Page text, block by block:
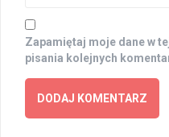
Zapamiętaj moje dane w
pisania kolejnych